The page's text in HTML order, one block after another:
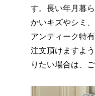
す。長い年月暮
かいキズやシミ
アンティーク特
注文頂けますよ
りたい場合は、